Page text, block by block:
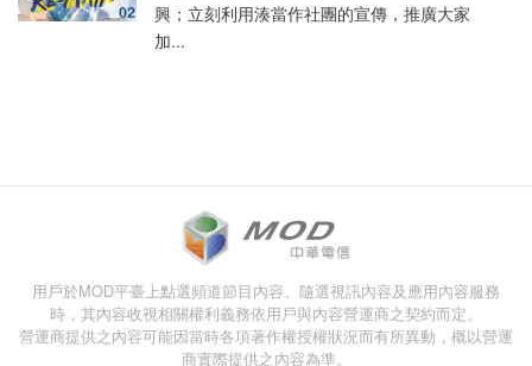
興；立刻利用湊當作社團的宣傳，推廣大家
加...
用戶於MOD平臺上點選頻道節目內容、隨選視訊內容及應用內容服務
時，其內容收視相關權利義務依用戶與內容營運商之契約而定。
營運商提供之內容可能因當時各項著作權授權狀況而有所異動，概以營運
商實際提供之內容為準。